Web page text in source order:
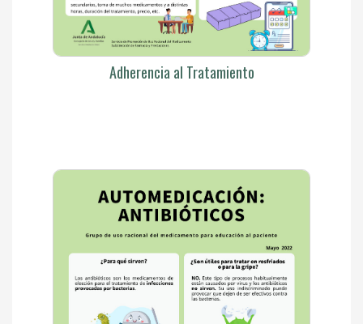
Adherencia al Tratamiento